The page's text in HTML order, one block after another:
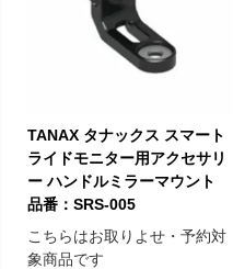
TANAX タナックス スマート
ライドモニター用アクセサリ
ー ハンドルミラーマウント
品番：SRS-005
こちらはお取りよせ・予約対
象商品です